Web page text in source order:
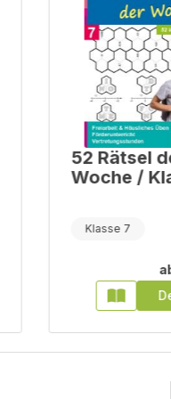
52 Rätsel
Woche /
Klasse 7